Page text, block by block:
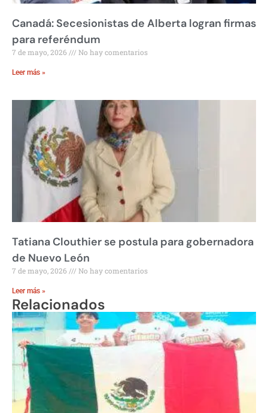
Canadá: Secesionistas de Alberta logran firmas
para referéndum
7 de mayo, 2026 No hay comentarios
Leer más »
Tatiana Clouthier se postula para gobernadora
de Nuevo León
7 de mayo, 2026 No hay comentarios
Leer más »
Relacionados